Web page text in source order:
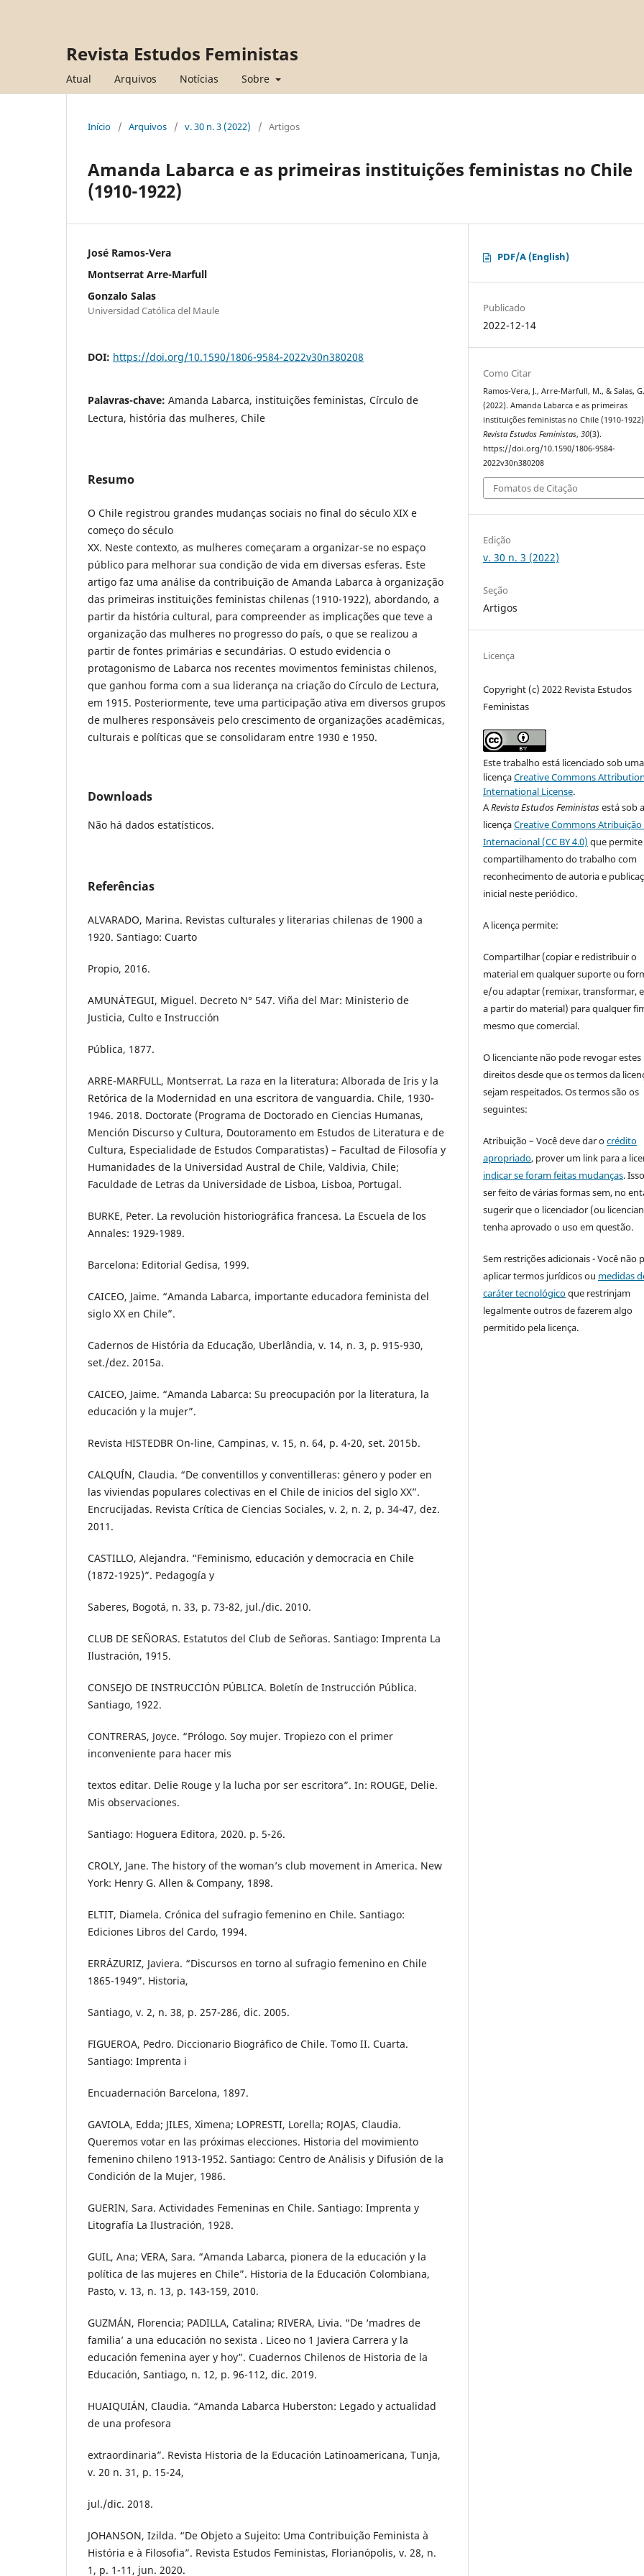
Revista Estudos Feministas
Atual Arquivos Notícias Sobre
Início / Arquivos / v. 30 n. 3 (2022) / Artigos
Amanda Labarca e as primeiras instituições feministas no Chile
(1910-1922)
José Ramos-Vera
Montserrat Arre-Marfull
Gonzalo Salas
Universidad Católica del Maule
DOI: https://doi.org/10.1590/1806-9584-2022v30n380208
Palavras-chave: Amanda Labarca, instituições feministas, Círculo de
Lectura, história das mulheres, Chile
Resumo
O Chile registrou grandes mudanças sociais no final do século XIX e
começo do século
XX. Neste contexto, as mulheres começaram a organizar-se no espaço
público para melhorar sua condição de vida em diversas esferas. Este
artigo faz uma análise da contribuição de Amanda Labarca à organização
das primeiras instituições feministas chilenas (1910-1922), abordando, a
partir da história cultural, para compreender as implicações que teve a
organização das mulheres no progresso do país, o que se realizou a
partir de fontes primárias e secundárias. O estudo evidencia o
protagonismo de Labarca nos recentes movimentos feministas chilenos,
que ganhou forma com a sua liderança na criação do Círculo de Lectura,
em 1915. Posteriormente, teve uma participação ativa em diversos grupos
de mulheres responsáveis pelo crescimento de organizações acadêmicas,
culturais e políticas que se consolidaram entre 1930 e 1950.
Downloads
Não há dados estatísticos.
Referências
ALVARADO, Marina. Revistas culturales y literarias chilenas de 1900 a
1920. Santiago: Cuarto
Propio, 2016.
AMUNÁTEGUI, Miguel. Decreto N° 547. Viña del Mar: Ministerio de
Justicia, Culto e Instrucción
Pública, 1877.
ARRE-MARFULL, Montserrat. La raza en la literatura: Alborada de Iris y la
Retórica de la Modernidad en una escritora de vanguardia. Chile, 1930-
1946. 2018. Doctorate (Programa de Doctorado en Ciencias Humanas,
Mención Discurso y Cultura, Doutoramento em Estudos de Literatura e de
Cultura, Especialidade de Estudos Comparatistas) – Facultad de Filosofía y
Humanidades de la Universidad Austral de Chile, Valdivia, Chile;
Faculdade de Letras da Universidade de Lisboa, Lisboa, Portugal.
BURKE, Peter. La revolución historiográfica francesa. La Escuela de los
Annales: 1929-1989.
Barcelona: Editorial Gedisa, 1999.
CAICEO, Jaime. “Amanda Labarca, importante educadora feminista del
siglo XX en Chile”.
Cadernos de História da Educação, Uberlândia, v. 14, n. 3, p. 915-930,
set./dez. 2015a.
CAICEO, Jaime. “Amanda Labarca: Su preocupación por la literatura, la
educación y la mujer”.
Revista HISTEDBR On-line, Campinas, v. 15, n. 64, p. 4-20, set. 2015b.
CALQUÍN, Claudia. “De conventillos y conventilleras: género y poder en
las viviendas populares colectivas en el Chile de inicios del siglo XX”.
Encrucijadas. Revista Crítica de Ciencias Sociales, v. 2, n. 2, p. 34-47, dez.
2011.
CASTILLO, Alejandra. “Feminismo, educación y democracia en Chile
(1872-1925)”. Pedagogía y
Saberes, Bogotá, n. 33, p. 73-82, jul./dic. 2010.
CLUB DE SEÑORAS. Estatutos del Club de Señoras. Santiago: Imprenta La
Ilustración, 1915.
CONSEJO DE INSTRUCCIÓN PÚBLICA. Boletín de Instrucción Pública.
Santiago, 1922.
CONTRERAS, Joyce. “Prólogo. Soy mujer. Tropiezo con el primer
inconveniente para hacer mis
textos editar. Delie Rouge y la lucha por ser escritora”. In: ROUGE, Delie.
Mis observaciones.
Santiago: Hoguera Editora, 2020. p. 5-26.
CROLY, Jane. The history of the woman’s club movement in America. New
York: Henry G. Allen & Company, 1898.
ELTIT, Diamela. Crónica del sufragio femenino en Chile. Santiago:
Ediciones Libros del Cardo, 1994.
ERRÁZURIZ, Javiera. “Discursos en torno al sufragio femenino en Chile
1865-1949”. Historia,
Santiago, v. 2, n. 38, p. 257-286, dic. 2005.
FIGUEROA, Pedro. Diccionario Biográfico de Chile. Tomo II. Cuarta.
Santiago: Imprenta i
Encuadernación Barcelona, 1897.
GAVIOLA, Edda; JILES, Ximena; LOPRESTI, Lorella; ROJAS, Claudia.
Queremos votar en las próximas elecciones. Historia del movimiento
femenino chileno 1913-1952. Santiago: Centro de Análisis y Difusión de la
Condición de la Mujer, 1986.
GUERIN, Sara. Actividades Femeninas en Chile. Santiago: Imprenta y
Litografía La Ilustración, 1928.
GUIL, Ana; VERA, Sara. “Amanda Labarca, pionera de la educación y la
política de las mujeres en Chile”. Historia de la Educación Colombiana,
Pasto, v. 13, n. 13, p. 143-159, 2010.
GUZMÁN, Florencia; PADILLA, Catalina; RIVERA, Livia. “De ‘madres de
familia’ a una educación no sexista . Liceo no 1 Javiera Carrera y la
educación femenina ayer y hoy”. Cuadernos Chilenos de Historia de la
Educación, Santiago, n. 12, p. 96-112, dic. 2019.
HUAIQUIÁN, Claudia. “Amanda Labarca Huberston: Legado y actualidad
de una profesora
extraordinaria”. Revista Historia de la Educación Latinoamericana, Tunja,
v. 20 n. 31, p. 15-24,
jul./dic. 2018.
JOHANSON, Izilda. “De Objeto a Sujeito: Uma Contribuição Feminista à
História e à Filosofia”. Revista Estudos Feministas, Florianópolis, v. 28, n.
1, p. 1-11, jun. 2020.
PDF/A (English)
Publicado
2022-12-14
Como Citar
Ramos-Vera, J., Arre-Marfull, M., & Salas, G.
(2022). Amanda Labarca e as primeiras
instituições feministas no Chile (1910-
Revista Estudos Feministas,30(3).
https://doi.org/10.1590/1806-9584-
2022v30n380208
Fomatos de Citação
Edição
v. 30 n. 3 (2022)
Seção
Artigos
Licença
Copyright (c) 2022 Revista Estudos
Feministas
Este trabalho está licenciado sob uma
licençaCreative Commons
International License.
ARevista Estudos Feministasestá sob a
licençaCreative Commons Atribuição
Internacional (CC BY 4.0) que
compartilhamento do trabalho com
reconhecimento de autoria e
inicial neste periódico.
A licença permite:
Compartilhar (copiar e redistribuir o
material em qualquer suporte ou
e/ou adaptar (remixar, transformar,
a partir do material) para qualquer
mesmo que comercial.
O licenciante não pode revogar estes
direitos desde que os termos da
sejam respeitados. Os termos são os
seguintes:
Atribuição – Você deve dar ocrédito
apropriado, prover um link para a
indicar se foram feitas mudanças.
ser feito de várias formas sem, no
sugerir que o licenciador (ou
tenha aprovado o uso em questão.
Sem restrições adicionais - Você não
aplicar termos jurídicos ou medidas
caráter tecnológicoque restrinjam
legalmente outros de fazerem algo
permitido pela licença.